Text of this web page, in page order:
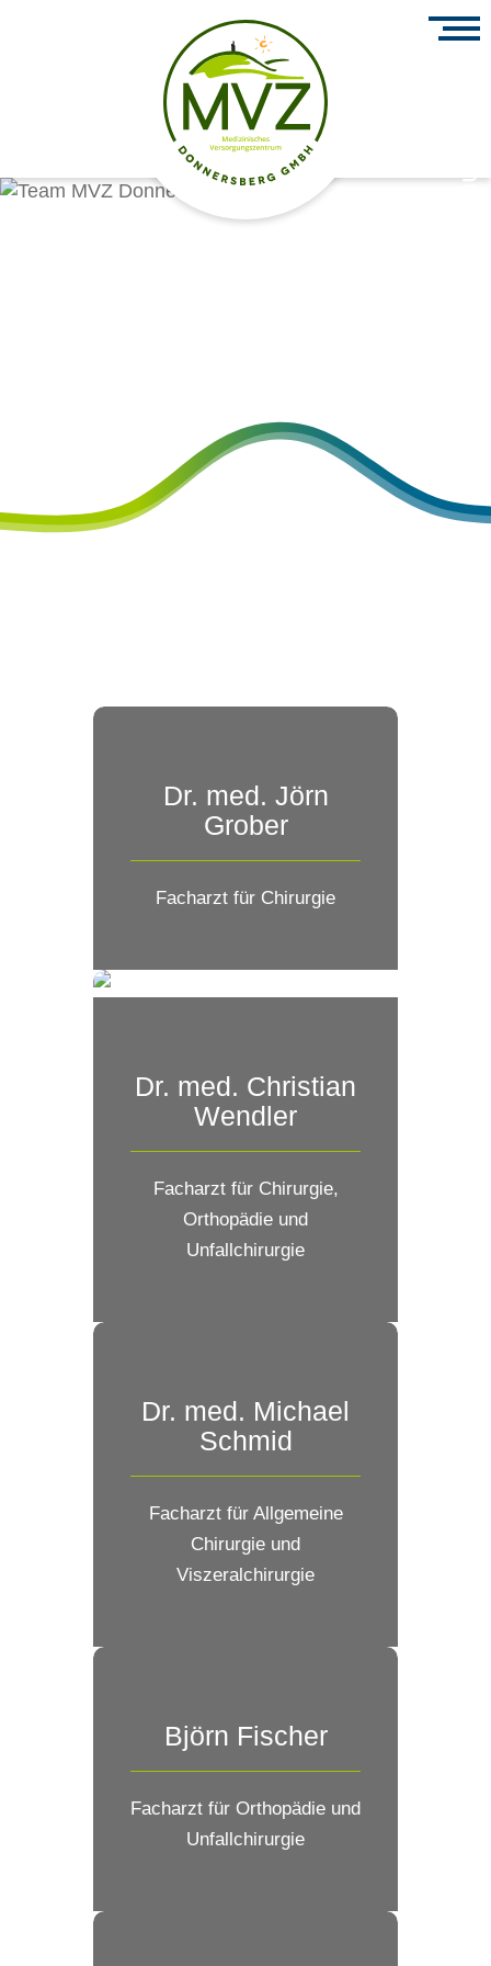
Dr. med. Jörn
Grober
Facharzt für Chirurgie
Dr. med. Christian
Wendler
Facharzt für Chirurgie,
Orthopädie und
Unfallchirurgie
Dr. med. Michael
Schmid
Facharzt für Allgemeine
Chirurgie und
Viszeralchirurgie
Björn Fischer
Facharzt für Orthopädie und
Unfallchirurgie